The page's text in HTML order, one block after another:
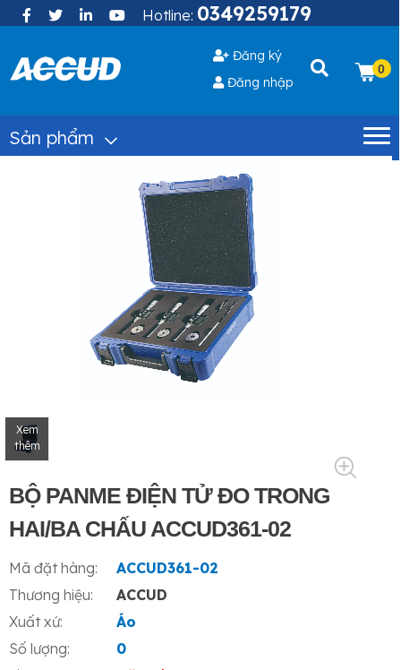
Hotline: 0349259179
Đăng ký
Đăng nhập
0
Sản phẩm
Xem
thêm
BỘ PANME ĐIỆN TỬ ĐO TRONG
HAI/BA CHẤU ACCUD361-02
Mã đặt hàng:
ACCUD361-02
Thương hiệu:
ACCUD
Xuất xứ:
Áo
Số lượng:
0